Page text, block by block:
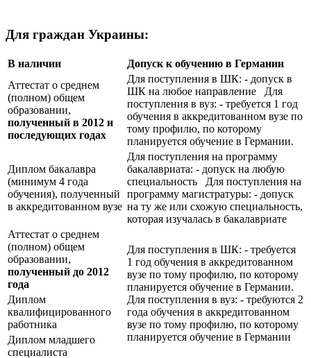
Для граждан Украины:
В наличии
Допуск к обучению в Германии
Аттестат о среднем
(полном) общем
образовании,
полученный в 2012 и
последующих годах
Для поступления в ШК: - допуск в
ШК на любое направление Для
поступления в вуз: - требуется 1 год
обучения в аккредитованном вузе по
тому профилю, по которому
планируется обучение в Германии.
Диплом бакалавра
(минимум 4 года
обучения), полученный
в аккредитованном вузе
Для поступления на программу
бакалавриата: - допуск на любую
специальность Для поступления на
программу магистратуры: - допуск
на ту же или схожую специальность,
которая изучалась в бакалавриате
Аттестат о среднем
(полном) общем
образовании,
полученный до 2012
года
Для поступления в ШК: - требуется
1 год обучения в аккредитованном
вузе по тому профилю, по которому
планируется обучение в Германии.
Для поступления в вуз: - требуются 2
года обучения в аккредитованном
вузе по тому профилю, по которому
планируется обучение в Германии
Диплом
квалифицированного
работника
Диплом младшего
специалиста